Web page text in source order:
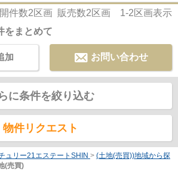
物も建てることできる...
件数2区画 販売数2区画 1-2区画表示
をまとめて
お問い合わせ
加
に条件を絞り込む
物件リクエスト
ュリー21エステートSHIN > (土地(売買))地域から探
(売買)